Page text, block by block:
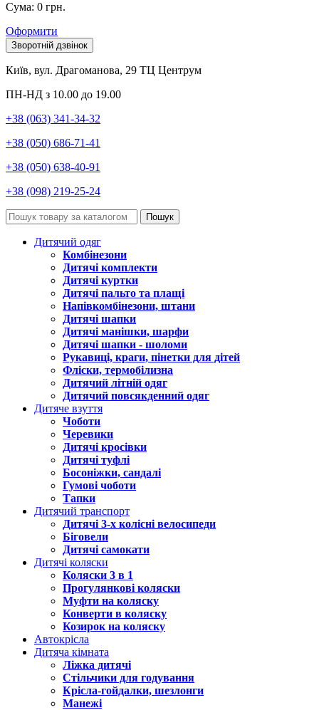
Сума: 0 грн.
Оформити
Зворотній дзвінок
Київ, вул. Драгоманова, 29 ТЦ Центрум
ПН-НД з 10.00 до 19.00
+38 (063) 341-34-32
+38 (050) 686-71-41
+38 (050) 638-40-91
+38 (098) 219-25-24
Пошук
Дитячий одяг
Комбінезони
Дитячі комплекти
Дитячі куртки
Дитячі пальто та плащі
Напівкомбінезони, штани
Дитячі шапки
Дитячі манішки, шарфи
Дитячі шапки - шоломи
Рукавиці, краги, пінетки для дітей
Фліски, термобілизна
Дитячий літній одяг
Дитячий повсякденний одяг
Дитяче взуття
Чоботи
Черевики
Дитячі кросівки
Дитячі туфлі
Босоніжки, сандалі
Гумові чоботи
Тапки
Дитячий транспорт
Дитячі 3-х колісні велосипеди
Біговели
Дитячі самокати
Дитячі коляски
Коляски 3 в 1
Прогулянкові коляски
Муфти на коляску
Конверти в коляску
Козирок на коляску
Автокрісла
Дитяча кімната
Ліжка дитячі
Стільчики для годування
Крісла-гойдалки, шезлонги
Манежі